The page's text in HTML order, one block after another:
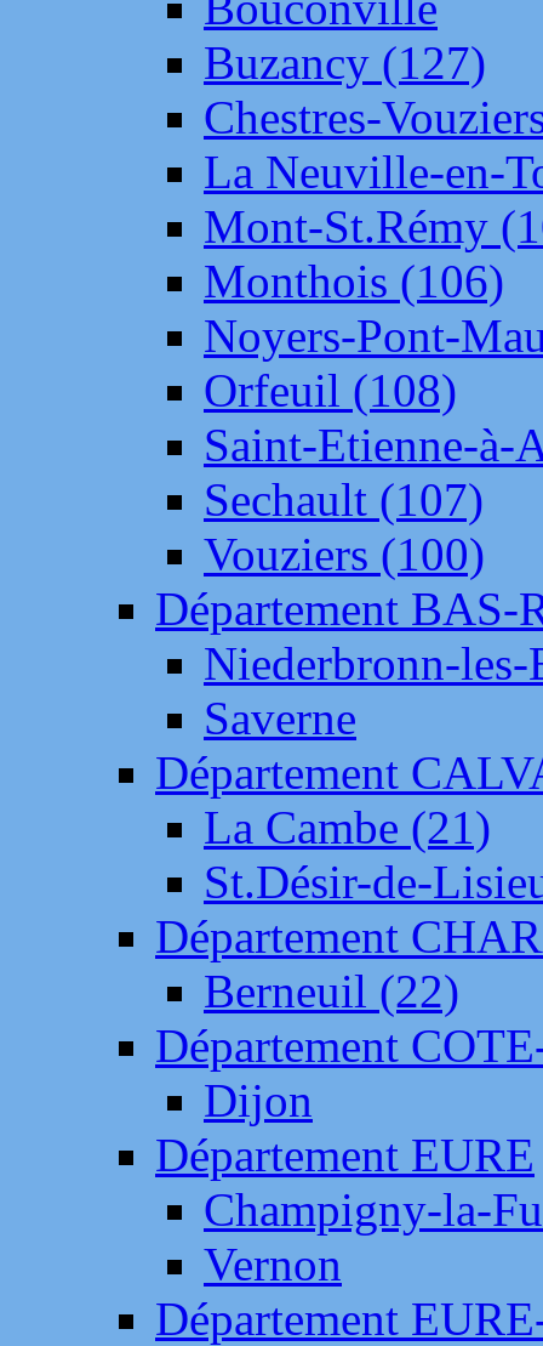
Buzancy (127)
Chestres-
La Neuville-en-
Mont-St.Rémy
Monthois (106)
Noyers-Pont-
Orfeuil (108)
Saint-Etienne-à-
Sechault (107)
Vouziers (100)
Département BAS-
Niederbronn-
Saverne
Département
La Cambe (21)
St.Désir-de-
Département
Berneuil (22)
Département
Dijon
Département EURE
Champigny-la-
Vernon
Département